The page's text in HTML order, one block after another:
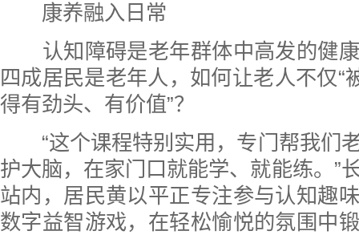
康养融入日常
认知障碍是老年群体中高发的健康
四成居民是老年人，如何让老人不仅“
得有劲头、有价值”？
“这个课程特别实用，专门帮我们
护大脑，在家门口就能学、就能练。”
站内，居民黄以平正专注参与认知趣
数字益智游戏，在轻松愉悦的氛围中